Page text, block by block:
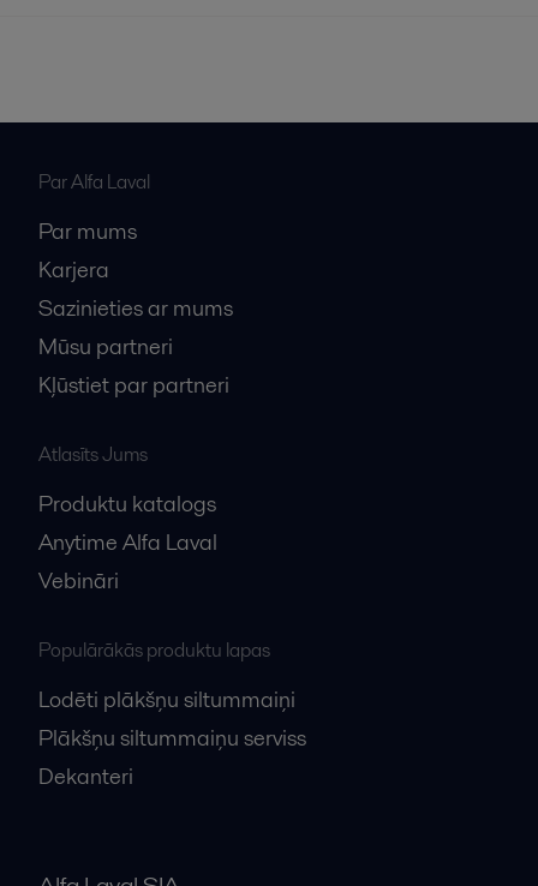
Par Alfa Laval
Par mums
Karjera
Sazinieties ar mums
Mūsu partneri
Kļūstiet par partneri
Atlasīts Jums
Produktu katalogs
Anytime Alfa Laval
Vebināri
Populārākās produktu lapas
Lodēti plākšņu siltummaiņi
Plākšņu siltummaiņu serviss
Dekanteri